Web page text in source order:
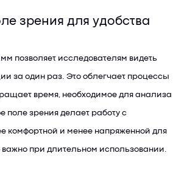
зрения для удобства
мм позволяет исследователям видеть
за один раз. Это облегчает процессы
время, необходимое для анализа
поле зрения делает работу с
комфортной и менее напряженной для
важно при длительном использовании.